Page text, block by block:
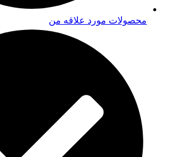
محصولات مورد علاقه من